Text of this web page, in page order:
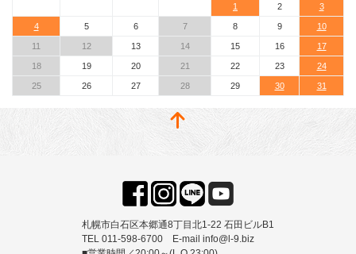
1 2 3
4 5 6 7 8 9 10
11 12 13 14 15 16 17
18 19 20 21 22 23 24
25 26 27 28 29 30 31
札幌市白石区本郷通8丁目北1-22 石田ビルB1
TEL 011-598-6700 E-mail info@l-9.biz